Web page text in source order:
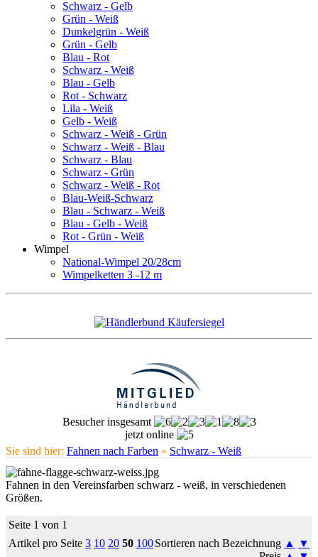
Schwarz - Gelb
Grün - Weiß
Dunkelgrün - Weiß
Grün - Gelb
Blau - Rot
Schwarz - Weiß
Blau - Gelb
Rot - Schwarz
Lila - Weiß
Gelb - Weiß
Schwarz - Weiß - Grün
Schwarz - Weiß - Blau
Schwarz - Blau
Schwarz - Grün
Schwarz - Weiß - Rot
Blau-Weiß-Schwarz
Blau - Schwarz - Weiß
Blau - Gelb - Weiß
Rot - Grün - Weiß
Wimpel
National-Wimpel 20/28cm
Wimpelketten 3 -12 m
Besucher insgesamt
jetzt online
Sie sind hier: Fahnen nach Farben » Schwarz - Weiß
Fahnen in den Vereinsfarben schwarz - weiß, in verschiedenen
Größen.
Seite 1 von 1
Artikel pro Seite 3 10 20 50 100Sortieren nach Bezeichnung ▲
▼